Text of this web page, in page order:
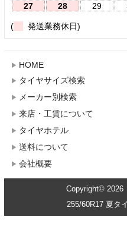
27
28 29
( 発送業務休日)
HOME
タイヤサイズ検索
メーカー別検索
来店・工賃について
タイヤホテル
送料について
会社概要
Copyright© 2026
255/60R17 夏タ